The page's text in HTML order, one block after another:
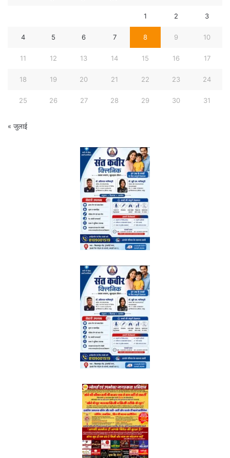
1 2 3
4 5 6 7 8 9 10
11 12 13 14 15 16 17
18 19 20 21 22 23 24
25 26 27 28 29 30 31
« जुलाई